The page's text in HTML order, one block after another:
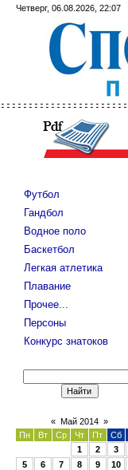
Четверг, 06.08.2026, 22:07
Футбол
Гандбол
Водное поло
Баскетбол
Легкая атлетика
Плавание
Прочее...
Персоны
Конкурс знатоков
« Май 2014 »
Пн
Вт Ср Чт Пт Сб
1
2 3
5
6 7 8 9 10